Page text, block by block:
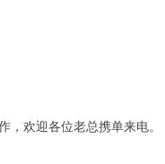
欢迎各位老总携单来电。